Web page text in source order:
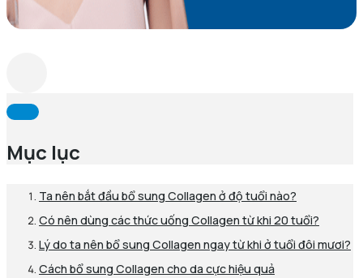
Mục lục
Ta nên bắt đầu bổ sung Collagen ở độ tuổi nào?
Có nên dùng các thức uống Collagen từ khi 20 tuổi?
Lý do ta nên bổ sung Collagen ngay từ khi ở tuổi đôi mươi?
Cách bổ sung Collagen cho da cực hiệu quả